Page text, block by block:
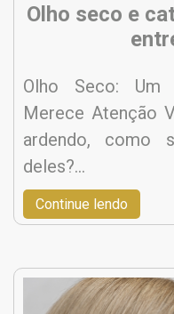
Olho seco e
Olho Seco: Um
Merece Atenção
ardendo, como
deles?…
Continue lendo